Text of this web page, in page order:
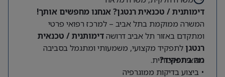
ניסיון בהובלת הקמות, הרחבות או טרנספורמציות
תפעוליות משמעותיות – יתרון.
דימותנית / טכנאית רנטגן? אנחנו מחפשים אותך!
המשרה ממוקמת בתל אביב – למרכז רפואי פרטי
ומתקדם באזור תל אביב דרושהדימותנית / טכנאית
רנטגןלתפקיד מקצועי, משמעותי ומתגמל בסביבה
רפואית איכותית.
מה בתפקיד?
• ביצוע בדיקות ממוגרפיה